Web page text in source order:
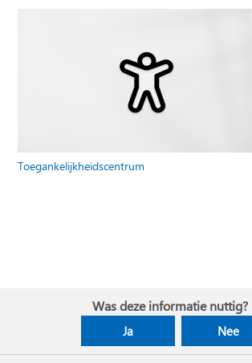
Toegankelijkheidscentrum
Was deze informatie nuttig?
Ja Nee